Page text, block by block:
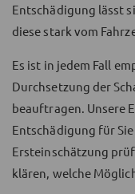
Entschädigung lässt
diese stark vom
Es ist in jedem Fall
Durchsetzung der
beauftragen. Unsere
Entschädigung für
Ersteinschätzung
klären, welche